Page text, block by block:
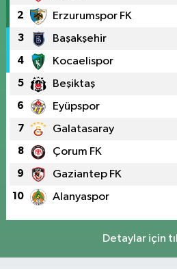
2 Erzurumspor FK
3 Başakşehir
4 Kocaelispor
5 Beşiktaş
6 Eyüpspor
7 Galatasaray
8 Çorum FK
9 Gaziantep FK
10 Alanyaspor
Detaylar için